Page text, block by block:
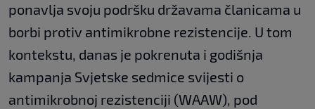
ponavlja svoju podršku državama članicama u
borbi protiv antimikrobne rezistencije. U tom
kontekstu, danas je pokrenuta i godišnja
kampanja Svjetske sedmice svijesti o
antimikrobnoj rezistenciji (WAAW), pod